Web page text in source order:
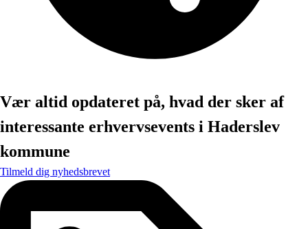
Vær altid opdateret på, hvad der sker af
interessante erhvervsevents i Haderslev
kommune
Tilmeld dig nyhedsbrevet